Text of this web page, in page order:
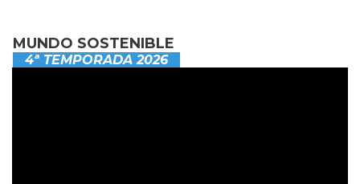
MUNDO SOSTENIBLE
4ª TEMPORADA 2026